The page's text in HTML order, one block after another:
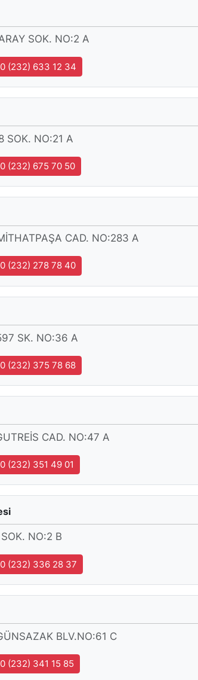
SOK. NO:2 A
0 (232) 633 12 34
SOK. NO:21 A
0 (232) 675 70 50
CAD. NO:283 A
0 (232) 278 78 40
SK. NO:36 A
0 (232) 375 78 68
CAD. NO:47 A
0 (232) 351 49 01
NO:2 B
0 (232) 336 28 37
BLV.NO:61 C
0 (232) 341 15 85